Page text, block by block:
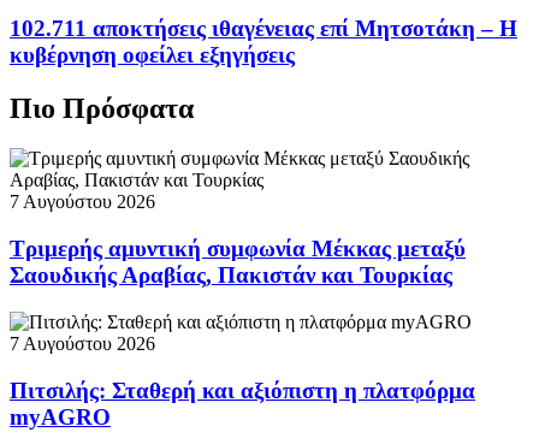
102.711 αποκτήσεις ιθαγένειας επί Μητσοτάκη – Η
κυβέρνηση οφείλει εξηγήσεις
Πιο Πρόσφατα
7 Αυγούστου 2026
Τριμερής αμυντική συμφωνία Μέκκας μεταξύ
Σαουδικής Αραβίας, Πακιστάν και Τουρκίας
7 Αυγούστου 2026
Πιτσιλής: Σταθερή και αξιόπιστη η πλατφόρμα
myAGRO